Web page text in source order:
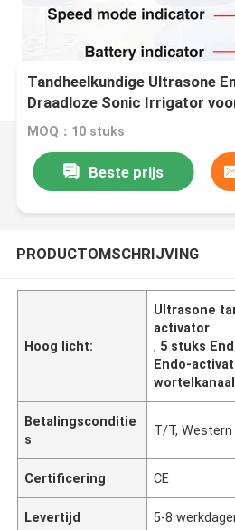
Tandheelkundige Ultrasone
Draadloze Sonic Irrigator
wortelkanaalbehandeling met
MOQ：10 stuks
Beste prijs
PRODUCTOMSCHRIJVING
Hoog licht:
Ultrasone
activator
, 5 stuks
Endo-
Betalingsconditie
s
T/T, Western
Certificering CE
Levertijd 5-8